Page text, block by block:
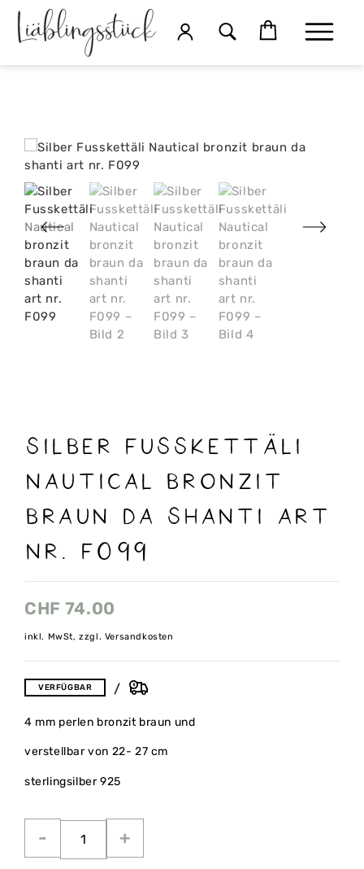
Silber Fusskettäli
Nautical bronzit
braun da shanti art
nr. F099
CHF 74.00
inkl. MwSt, zzgl. Versandkosten
VERFÜGBAR
4 mm perlen bronzit braun und
verstellbar von 22- 27 cm
sterlingsilber 925